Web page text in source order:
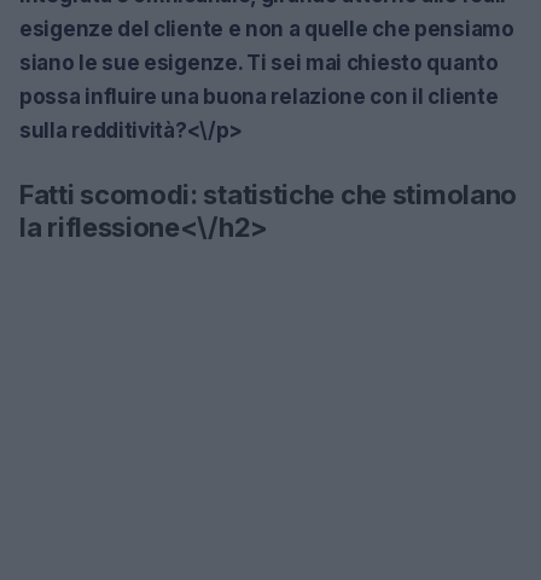
esigenze del cliente e non a quelle che pensiamo
siano le sue esigenze. Ti sei mai chiesto quanto
possa influire una buona relazione con il cliente
sulla redditività?<\/p>
Fatti scomodi: statistiche che stimolano
la riflessione<\/h2>